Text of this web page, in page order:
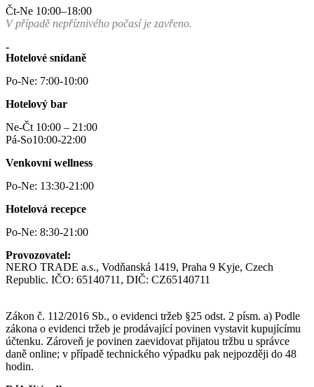
Čt-Ne 10:00–18:00
V případě nepříznivého počasí je zavřeno.
-
Hotelové snídaně
Po-Ne: 7:00-10:00
Hotelový bar
Ne-Čt 10:00 – 21:00
Pá-So10:00-22:00
Venkovní wellness
Po-Ne: 13:30-21:00
Hotelová recepce
Po-Ne: 8:30-21:00
Provozovatel:
NERO TRADE a.s., Vodňanská 1419, Praha 9 Kyje, Czech
Republic. IČO: 65140711, DIČ: CZ65140711
Zákon č. 112/2016 Sb., o evidenci tržeb §25 odst. 2 písm. a) Podle
zákona o evidenci tržeb je prodávající povinen vystavit kupujícímu
účtenku. Zároveň je povinen zaevidovat přijatou tržbu u správce
daně online; v případě technického výpadku pak nejpozději do 48
hodin.